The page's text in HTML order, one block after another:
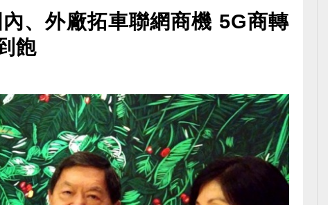
內、外廠拓車聯網商機 5G商轉
飽